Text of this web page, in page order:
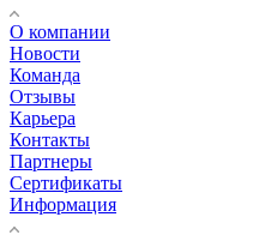
О компании
Новости
Команда
Отзывы
Карьера
Контакты
Партнеры
Сертификаты
Информация